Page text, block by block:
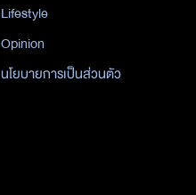
Lifestyle
Opinion
นโยบายการเป็นส่วนตัว